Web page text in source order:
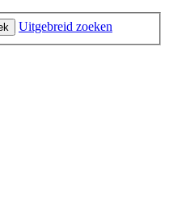
Uitgebreid zoeken